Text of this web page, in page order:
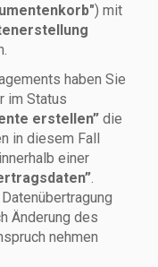
) mit
haben Sie
im Status
erstellen” die
in diesem Fall
einer
.
Änderung des
nehmen